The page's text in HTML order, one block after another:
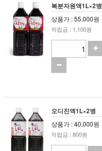
복분자원액1L×2병
상품가 : 55,000원
적립금 : 1,100원
오디진액1L×2병
상품가 : 40,000원
적립금 : 800원